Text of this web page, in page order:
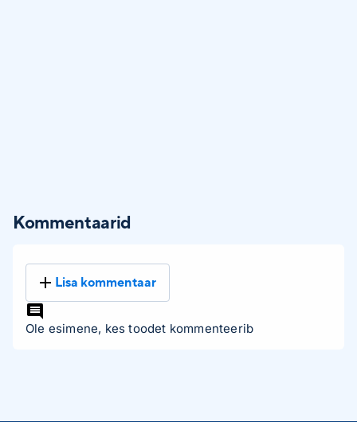
Kommentaarid
Lisa kommentaar
Ole esimene, kes toodet kommenteerib